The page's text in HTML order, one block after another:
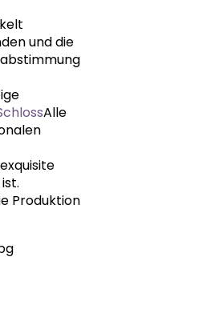
und die
Alle
Produktion